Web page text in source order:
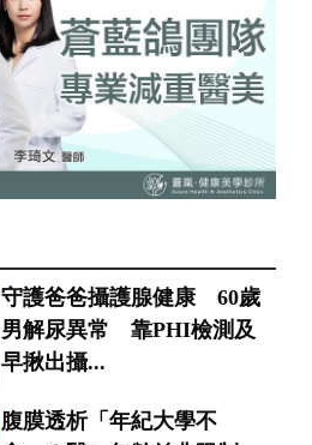
守護爸爸攝護腺健康 60歲
男解尿異常 靠PHI檢測及
早揪出攝...
腹膜透析「年紀大學不